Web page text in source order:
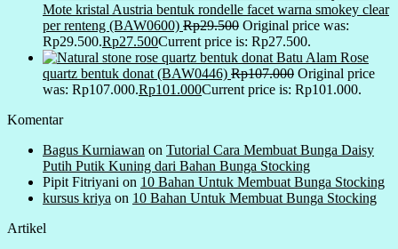
Mote kristal Austria bentuk rondelle facet warna smokey clear
per renteng (BAW0600) Rp29.500 Original price was:
Rp29.500.Rp27.500Current price is: Rp27.500.
Batu Alam Rose
quartz bentuk donat (BAW0446) Rp107.000 Original price
was: Rp107.000.Rp101.000Current price is: Rp101.000.
Komentar
Bagus Kurniawan on Tutorial Cara Membuat Bunga Daisy
Putih Putik Kuning dari Bahan Bunga Stocking
Pipit Fitriyani on 10 Bahan Untuk Membuat Bunga Stocking
kursus kriya on 10 Bahan Untuk Membuat Bunga Stocking
Artikel